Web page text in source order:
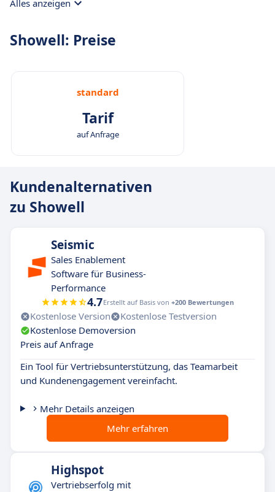
Alles anzeigen
Showell: Preise
standard
Tarif
auf Anfrage
Kundenalternativen
zu Showell
Seismic
Sales Enablement
Software für Business-
Performance
4.7Erstellt auf Basis von +200 Bewertungen
Kostenlose Version
Kostenlose Testversion
Kostenlose Demoversion
Preis auf Anfrage
Ein Tool für Vertriebsunterstützung, das Teamarbeit
und Kundenengagement vereinfacht.
Mehr Details anzeigen
Mehr erfahren
Highspot
Vertriebserfolg mit